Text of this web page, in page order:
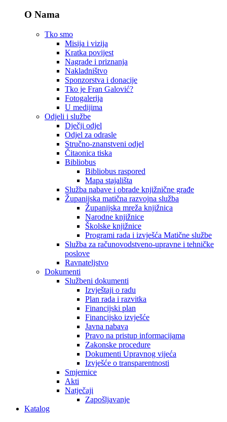
O Nama
Tko smo
Misija i vizija
Kratka povijest
Nagrade i priznanja
Nakladništvo
Sponzorstva i donacije
Tko je Fran Galović?
Fotogalerija
U medijima
Odjeli i službe
Dječji odjel
Odjel za odrasle
Stručno-znanstveni odjel
Čitaonica tiska
Bibliobus
Bibliobus raspored
Mapa stajališta
Služba nabave i obrade knjižnične građe
Županijska matična razvojna služba
Županijska mreža knjižnica
Narodne knjižnice
Školske knjižnice
Programi rada i izvješća Matične službe
Služba za računovodstveno-upravne i tehničke
poslove
Ravnateljstvo
Dokumenti
Službeni dokumenti
Izvještaji o radu
Plan rada i razvitka
Financijski plan
Financijsko izvješće
Javna nabava
Pravo na pristup informacijama
Zakonske procedure
Dokumenti Upravnog vijeća
Izvješće o transparentnosti
Smjernice
Akti
Natječaji
Zapošljavanje
Katalog